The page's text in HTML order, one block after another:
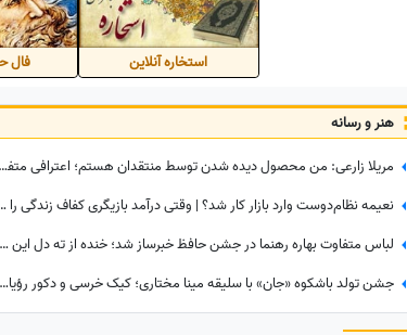
استخاره آنلاین فال
هنر و رسانه
مریلا زارعی: من محصول دیده شدن توسط منتقدان هستم؛ اعترافی متفاوت در نشست خبری «موسی کلیم‌الله» + ویدئو
نعیمه نظام‌دوست وارد بازار کار شد؟ | وقتی درآمد بازیگری
لباس متفاوت بهاره رهنما در جشن حافظ خبرساز شد؛ خنده از ته دل این بازیگر بیشتر از استایلش دیده شد
جشن تولد باشکوه «جان» با سلیقه مینا مختاری؛ کیک خرسی و دکور رؤیایی همه را مجذوب کرد